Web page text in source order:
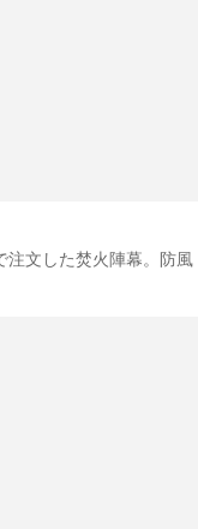
注文した焚火陣幕。防風